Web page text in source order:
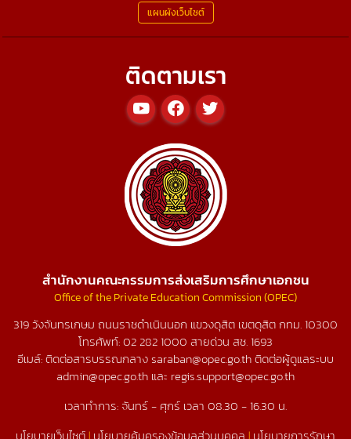
แผนผังเว็บไซต์
ติดตามเรา
สำนักงานคณะกรรมการส่งเสริมการศึกษาเอกชน
Office of the Private Education Commission (OPEC)
319 วังจันทรเกษม ถนนราชดำเนินนอก แขวงดุสิต เขตดุสิต กทม. 10300
โทรศัพท์:02 282 1000 สายด่วน สช.1693
อีเมล์: ติดต่อสารบรรณกลาง saraban@opec.go.th ติดต่อผู้ดูแลระบบ
admin@opec.go.th และ regis.support@opec.go.th
เวลาทำการ: จันทร์ - ศุกร์ เวลา 08.30 - 16.30 น.